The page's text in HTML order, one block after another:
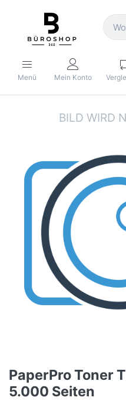
Menü Mein Konto
PaperPro Toner
5.000 Seiten